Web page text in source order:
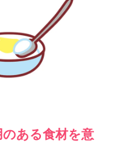
のある食材を意